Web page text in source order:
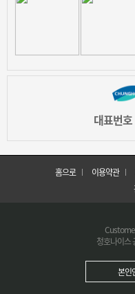
대표번호
홈으로 이용약관
청호나이스
본인